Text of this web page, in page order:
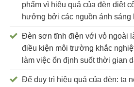
phẩm vì hiệu quả của đèn diệt
hưởng bởi các nguồn ánh sáng
Đèn sơn tĩnh điện với vỏ ngoài
điều kiện môi trường khắc
làm việc ổn định suốt thời gian
Để duy trì hiệu quả của đèn: ta